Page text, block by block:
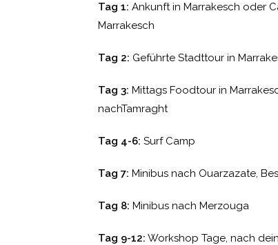
Tag 1: Ankunft in Marrakesch oder
Marrakesch
Tag 2: Geführte Stadttour in
Tag 3: Mittags Foodtour in
nachTamraght
Tag 4-6: Surf Camp
Tag 7: Minibus nach Ouarzazate,
Tag 8: Minibus nach Merzouga
Tag 9-12: Workshop Tage, nach